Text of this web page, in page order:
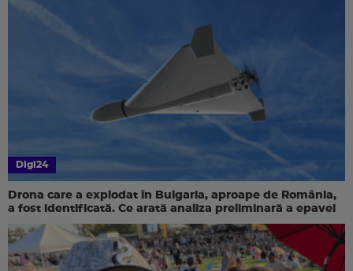
Digi24
Drona care a explodat în Bulgaria, aproape de România,
a fost identificată. Ce arată analiza preliminară a epavei